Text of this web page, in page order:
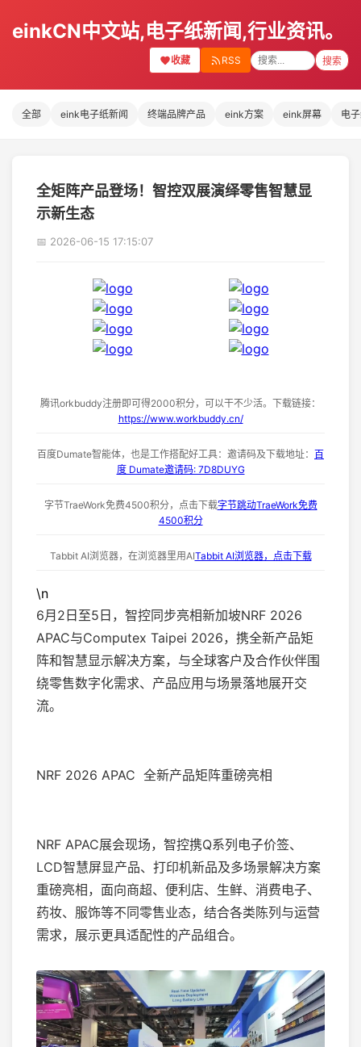
einkCN中文站,电子纸新闻,行业资讯。
收藏 RSS 搜索
全部 eink电子纸新闻 终端品牌产品 eink方案 eink屏幕 电
全矩阵产品登场！智控双展演绎零售智慧显
示新生态
📅 2026-06-15 17:15:07
腾讯orkbuddy注册即可得2000积分，可以干不少活。下载链接：
https://www.workbuddy.cn/
百度Dumate智能体，也是工作搭配好工具：邀请码及下载地址： 百
度 Dumate邀请码: 7D8DUYG
字节TraeWork免费4500积分，点击下载字节跳动TraeWork免费
4500积分
Tabbit AI浏览器，在浏览器里用AITabbit AI浏览器，点击下载
\n
6月2日至5日，智控同步亮相新加坡NRF 2026
APAC与Computex Taipei 2026，携全新产品矩
阵和智慧显示解决方案，与全球客户及合作伙伴围
绕零售数字化需求、产品应用与场景落地展开交
流。
NRF 2026 APAC 全新产品矩阵重磅亮相
NRF APAC展会现场，智控携Q系列电子价签、
LCD智慧屏显产品、打印机新品及多场景解决方案
重磅亮相，面向商超、便利店、生鲜、消费电子、
药妆、服饰等不同零售业态，结合各类陈列与运营
需求，展示更具适配性的产品组合。